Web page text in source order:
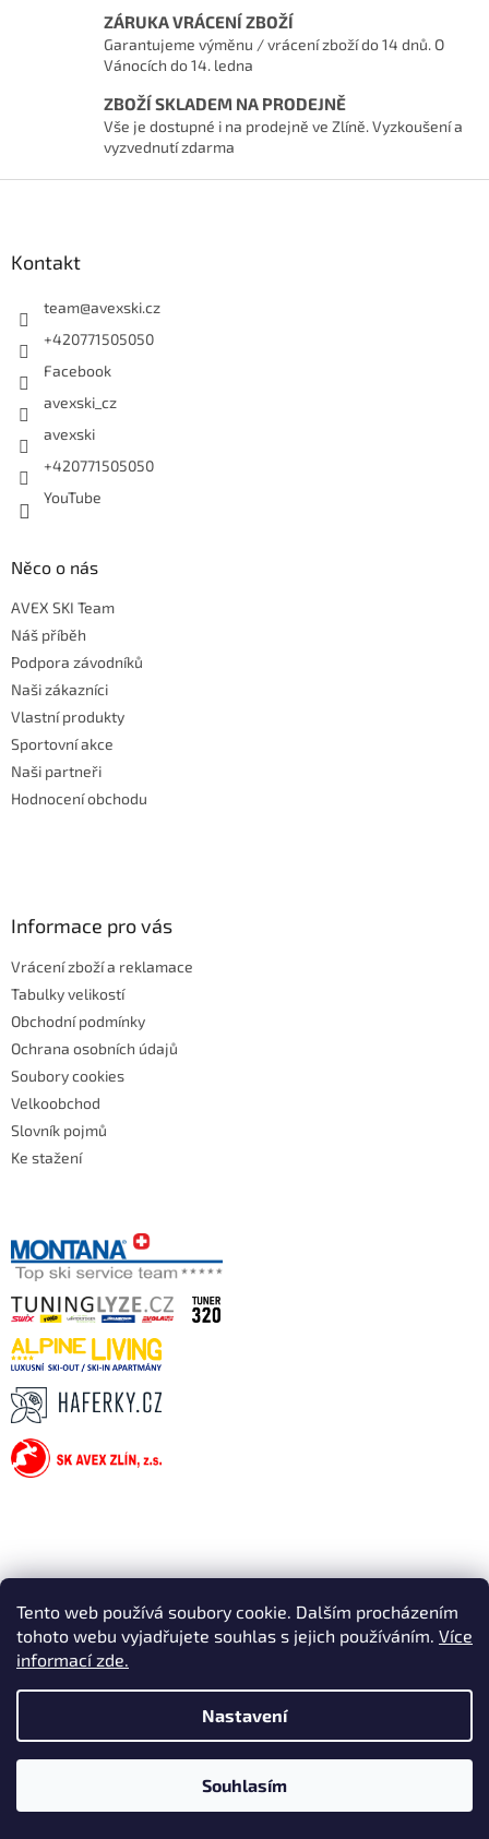
Tento web používá soubory cookie. Dalším procházením
tohoto webu vyjadřujete souhlas s jejich používáním. Více
informací zde.
Nastavení
Souhlasím
ZÁRUKA VRÁCENÍ ZBOŽÍ
Garantujeme výměnu / vrácení zboží do 14 dnů. O
Vánocích do 14. ledna
ZBOŽÍ SKLADEM NA PRODEJNĚ
Vše je dostupné i na prodejně ve Zlíně. Vyzkoušení a
vyzvednutí zdarma
Kontakt
team@avexski.cz
+420771505050
Facebook
avexski_cz
avexski
+420771505050
YouTube
Něco o nás
AVEX SKI Team
Náš příběh
Podpora závodníků
Naši zákazníci
Vlastní produkty
Sportovní akce
Naši partneři
Hodnocení obchodu
Informace pro vás
Vrácení zboží a reklamace
Tabulky velikostí
Obchodní podmínky
Ochrana osobních údajů
Soubory cookies
Velkoobchod
Slovník pojmů
Ke stažení